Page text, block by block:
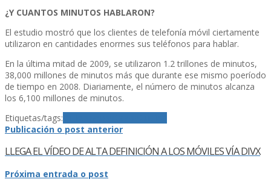
¿Y CUANTOS MINUTOS HABLARON?
El estudio mostró que los clientes de telefoní­a móvil ciertamente
utilizaron en cantidades enormes sus teléfonos para hablar.
En la última mitad de 2009, se utilizaron 1.2 trillones de minutos,
38,000 millones de minutos más que durante ese mismo poerí­odo
de tiempo en 2008. Diariamente, el número de minutos alcanza
los 6,100 millones de minutos.
Etiquetas/tags:
Publicación o post anterior
LLEGA EL VÍ­DEO DE ALTA DEFINICIÓN A LOS MÓVILES VÍ­A DIVX
Próxima entrada o post